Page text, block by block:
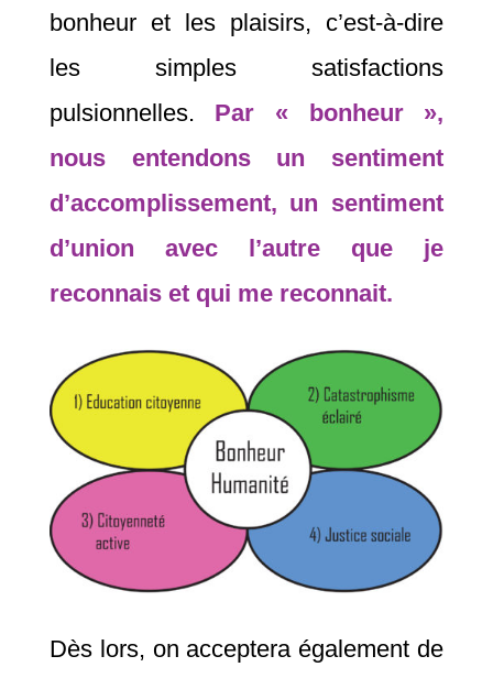
bonheur et les plaisirs, c’est-à-dire
les simples satisfactions
pulsionnelles. Par « bonheur »,
nous entendons un sentiment
d’accomplissement, un sentiment
d’union avec l’autre que je
reconnais et qui me reconnait.
Dès lors, on acceptera également de